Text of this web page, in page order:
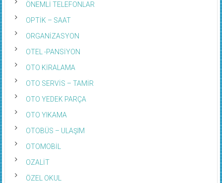
ÖNEMLİ TELEFONLAR
OPTİK – SAAT
ORGANİZASYON
OTEL -PANSİYON
OTO KİRALAMA
OTO SERVİS – TAMİR
OTO YEDEK PARÇA
OTO YIKAMA
OTOBÜS – ULAŞIM
OTOMOBİL
OZALİT
ÖZEL OKUL